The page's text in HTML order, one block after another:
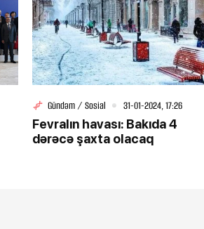
Gündəm / Sosial 31-01-2024, 17:26
Fevralın havası: Bakıda 4
dərəcə şaxta olacaq